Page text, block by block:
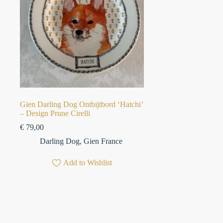
Gien Darling Dog Ontbijtbord ‘Hatchi’
– Design Prune Cirelli
€ 79,00
Darling Dog, Gien France
Add to Wishlist